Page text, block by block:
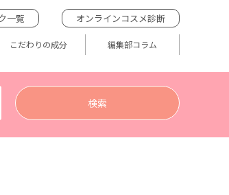
一覧 オンラインコスメ診断
こだわりの成分 編集部コラム